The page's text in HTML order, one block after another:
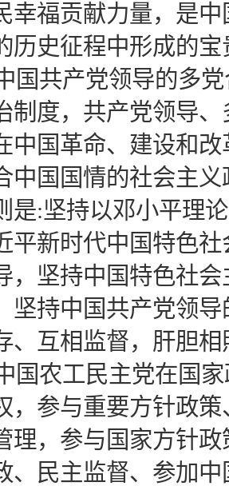
幸福贡献力量，是
历史征程中形成的宝
国共产党领导的多
制度，共产党领导
中国革命、建设和
中国国情的社会主
是:坚持以邓小平理
平新时代中国特色
，坚持中国特色社
坚持中国共产党领
、互相监督，肝胆
国农工民主党在国
，参与重要方针政
理，参与国家方针
、民主监督、参加